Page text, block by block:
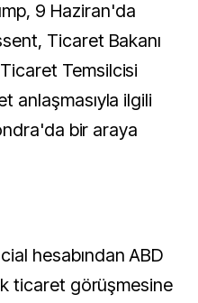
Ticaret Bakanı
Temsilcisi
anlaşmasıyla ilgili
bir araya
hesabından ABD
ticaret görüşmesine